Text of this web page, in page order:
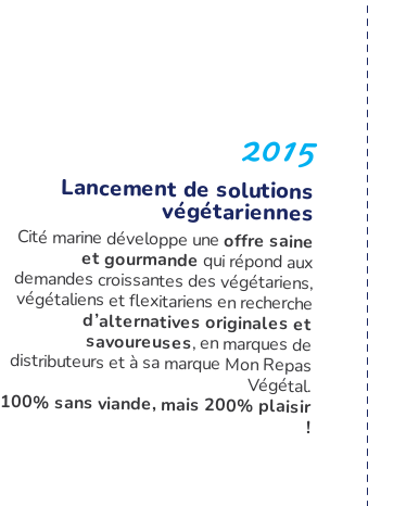
2015
Lancement de solutions
végétariennes
Cité marine développe une offre saine
et gourmande qui répond aux
demandes croissantes des végétariens,
végétaliens et flexitariens en recherche
d’alternatives originales et
savoureuses, en marques de
distributeurs et à sa marque Mon Repas
Végétal.
100% sans viande, mais 200% plaisir
!